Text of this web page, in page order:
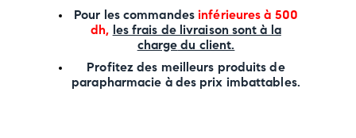
Pour les commandesinférieures à 500
dh, les frais de livraison sont à la
charge du client.
Profitez des meilleurs produits de
parapharmacie à des prix imbattables.